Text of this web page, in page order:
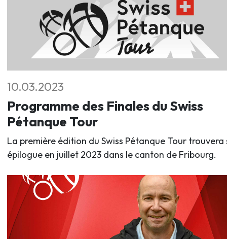
10.03.2023
Programme des Finales du Swiss
Pétanque Tour
La première édition du Swiss Pétanque Tour trouvera
épilogue en juillet 2023 dans le canton de Fribourg.